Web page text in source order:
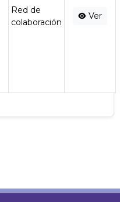
Red de
colaboración
Ver